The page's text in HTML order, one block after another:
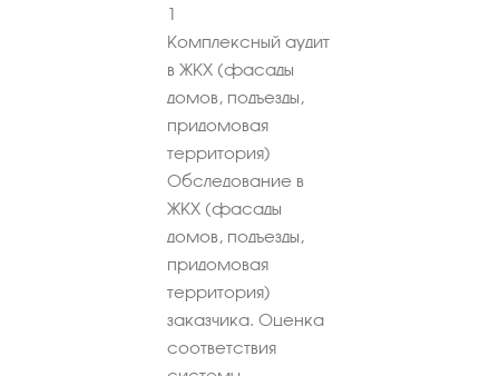
1
Комплексный аудит
в ЖКХ (фасады
домов, подъезды,
придомовая
территория)
Обследование в
ЖКХ (фасады
домов, подъезды,
придомовая
территория)
заказчика. Оценка
соответствия